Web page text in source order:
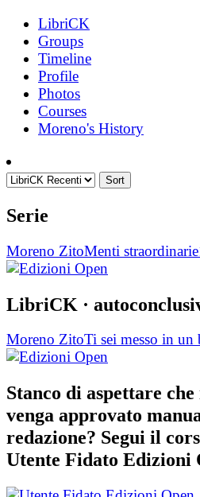
LibriCK
Groups
Timeline
Profile
Photos
Courses
Moreno's History
Sort
Serie
Moreno ZitoMenti straordinarie
LibriCK ·
Moreno ZitoTi sei messo in un
Stanco di aspettare
venga approvato
redazione? Segui il
Utente Fidato Edizioni